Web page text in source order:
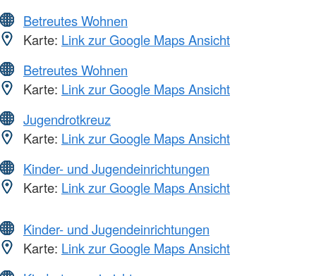
Betreutes Wohnen
Karte: Link zur Google Maps Ansicht
Betreutes Wohnen
Karte: Link zur Google Maps Ansicht
Jugendrotkreuz
Karte: Link zur Google Maps Ansicht
Kinder- und Jugendeinrichtungen
Karte: Link zur Google Maps Ansicht
Kinder- und Jugendeinrichtungen
Karte: Link zur Google Maps Ansicht